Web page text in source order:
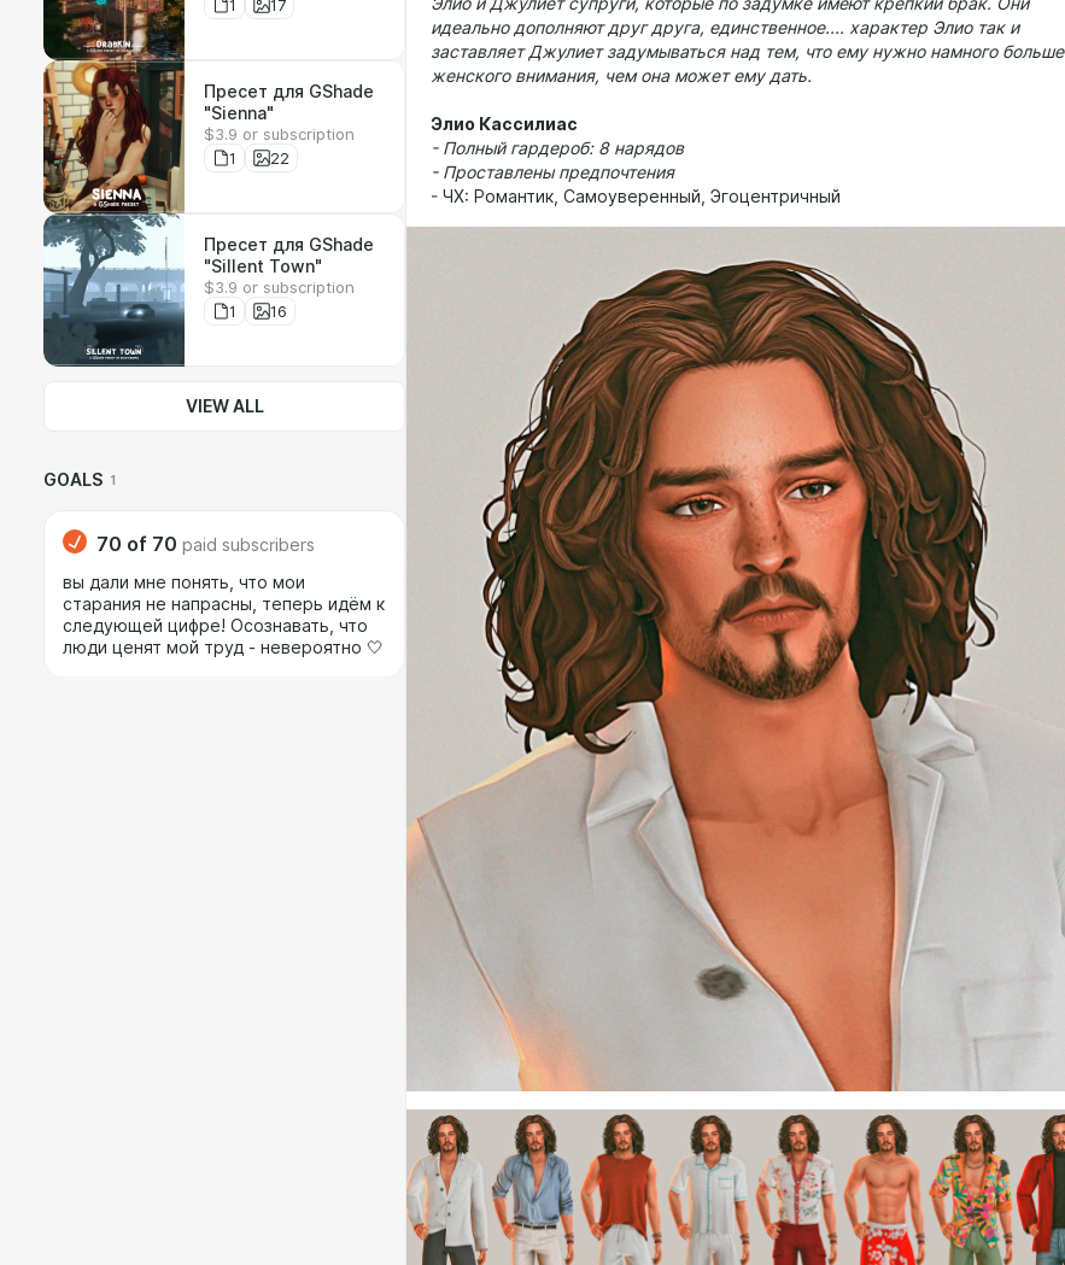
1
17
Пресет для GShade
"Sienna"
$3.9 or subscription
1
22
Пресет для GShade
"Sillent Town"
$3.9 or subscription
1
16
VIEW ALL
GOALS 1
70 of 70 paid subscribers
вы дали мне понять, что мои
старания не напрасны, теперь идём к
следующей цифре! Осознавать, что
люди ценят мой труд - невероятно 🤍
идеально дополняют друг друга, единственное.... характер Элио так и
заставляет Джулиет задумываться над тем, что ему нужно намного больше
женского внимания, чем она может ему дать.
Элио Кассилиас
- Полный гардероб: 8 нарядов
- Проставлены предпочтения
- ЧХ: Романтик, Самоуверенный, Эгоцентричный